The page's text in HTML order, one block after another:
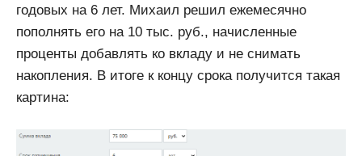
годовых на 6 лет. Михаил решил ежемесячно
пополнять его на 10 тыс. руб., начисленные
проценты добавлять ко вкладу и не снимать
накопления. В итоге к концу срока получится такая
картина: